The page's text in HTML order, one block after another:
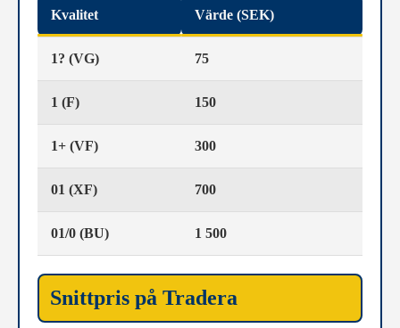
Kvalitet Värde (SEK)
1? (VG) 75
1 (F) 150
1+ (VF) 300
01 (XF) 700
01/0 (BU) 1 500
Snittpris på Tradera